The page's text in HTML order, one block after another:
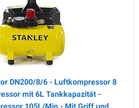
DN200/8/6 - Luftkompressor 8
mit 6L Tankkapazität -